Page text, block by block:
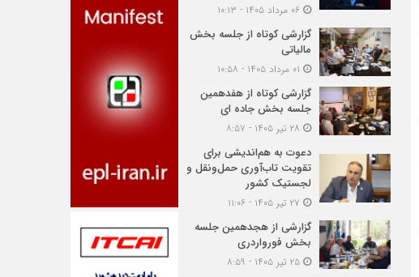
گزارشی کوتاه از جلسه بخش
مالیاتی
گزارشی کوتاه از هفدهمین
جلسه بخش جاده ای
دعوت به هم‌اندیشی برای
تقویت تاب‌آوری حمل‌ونقل و
لجستیک کشور
گزارشی از هجدهمین جلسه
بخش فورواردری
۲۵ تیر ۱۴۰۵ - ۸:۵۹